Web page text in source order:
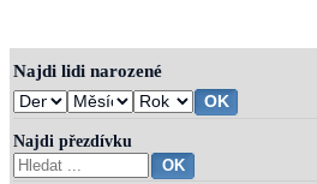
Najdi lidi narozené
Najdi přezdívku